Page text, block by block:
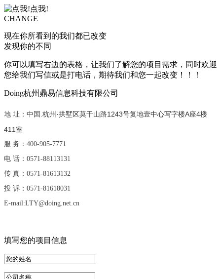
CHANGE
现在你所看到的我们都已改变
发现你的不同
你可以填写右边的表格，让我们了解您的项目需求，同时欢迎
您给我们写信或是打电话，期待我们和您一起改变！！！
Doing杭州鼎易信息科技有限公司
地 址：中国.杭州·拱墅区莫干山路1243号复地壹中心写字楼A座4楼
411室
服 务：400-905-7771
电 话：0571-88113131
传 真：0571-81613132
投 诉：0571-81618031
E-mail:LTY@doing.net.cn
填写您的项目信息